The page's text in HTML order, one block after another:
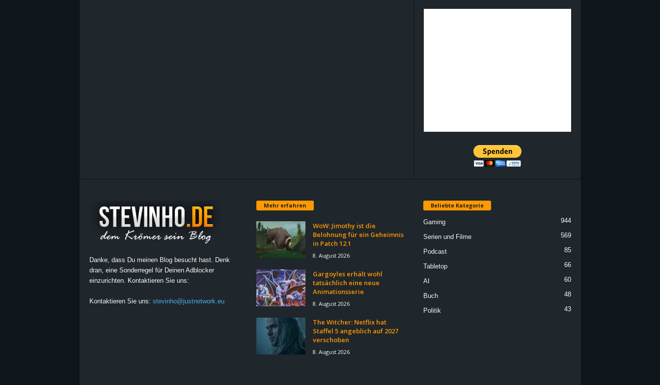
Danke, dass Du meinen Blog besucht hast. Denk
dran, eine Sonderregel für Deinen Adblocker
einzurichten. Kontaktieren Sie uns:
Kontaktieren Sie uns: stevinho@justnetwork.eu
Mehr erfahren
WoW: Jimothy ist die
Belohnung für ein Geheimnis
in Patch 12.1
8. August 2026
Gargoyles erhält wohl
tatsächlich eine neue
Animationsserie
8. August 2026
The Witcher: Netflix hat
Staffel 5 angeblich auf 2027
verschoben
8. August 2026
Beliebte Kategorie
Gaming 944
Serien und Filme 569
Podcast 85
Tabletop 66
AI 60
Buch 48
Politik 43